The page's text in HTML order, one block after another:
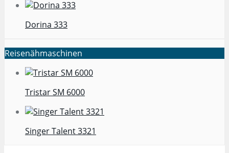
Dorina 333
Reisenähmaschinen
Tristar SM 6000
Singer Talent 3321